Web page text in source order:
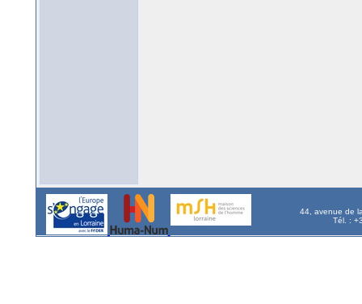
44, avenue de
Tél. :